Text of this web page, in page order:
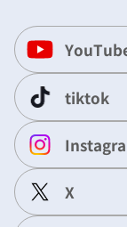
tiktok
X